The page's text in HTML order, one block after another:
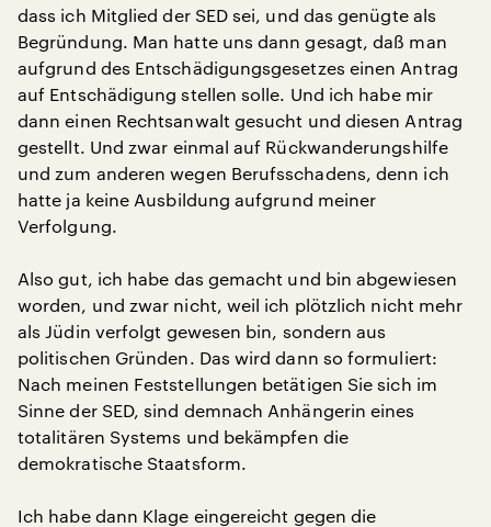
dass ich Mitglied der SED sei, und das genügte als
Begründung. Man hatte uns dann gesagt, daß man
aufgrund des Entschädigungsgesetzes einen Antrag
auf Entschädigung stellen solle. Und ich habe mir
dann einen Rechtsanwalt gesucht und diesen Antrag
gestellt. Und zwar einmal auf Rückwanderungshilfe
und zum anderen wegen Berufsschadens, denn ich
hatte ja keine Ausbildung aufgrund meiner
Verfolgung.
Also gut, ich habe das gemacht und bin abgewiesen
worden, und zwar nicht, weil ich plötzlich nicht mehr
als Jüdin verfolgt gewesen bin, sondern aus
politischen Gründen. Das wird dann so formuliert:
Nach meinen Feststellungen betätigen Sie sich im
Sinne der SED, sind demnach Anhängerin eines
totalitären Systems und bekämpfen die
demokratische Staatsform.
Ich habe dann Klage eingereicht gegen die